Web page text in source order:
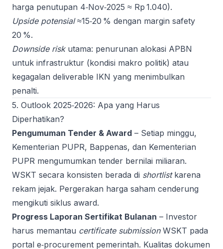
harga penutupan 4‑Nov‑2025 ≈ Rp 1.040).
Upside potensial≈15‑20 % dengan margin safety
20 %.
Downside riskutama: penurunan alokasi APBN
untuk infrastruktur (kondisi makro politik) atau
kegagalan deliverable IKN yang menimbulkan
penalti.
5. Outlook 2025‑2026: Apa yang Harus
Diperhatikan?
Pengumuman Tender & Award – Setiap minggu,
Kementerian PUPR, Bappenas, dan Kementerian
PUPR mengumumkan tender bernilai miliaran.
WSKT secara konsisten berada di shortlistkarena
rekam jejak. Pergerakan harga saham cenderung
mengikuti siklus award.
Progress Laporan Sertifikat Bulanan – Investor
harus memantau certificate submissionWSKT pada
portal e‑procurement pemerintah. Kualitas dokumen